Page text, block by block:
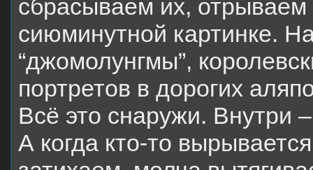
сбрасываем их,
сиюминутной картинке.
“джомолунгмы”,
портретов в дорогих
Всё это снаружи. Внутри
А когда кто-то